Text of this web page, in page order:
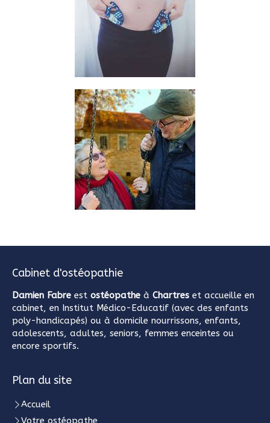
Cabinet d'ostéopathie
Damien Fabre est ostéopathe à Chartres et accueille en
cabinet, en Institut Médico-Educatif (avec des enfants
poly-handicapés) ou à domicile nourrissons, enfants,
adolescents, adultes, seniors, femmes enceintes ou
encore sportifs.
Plan du site
Accueil
Votre ostéopathe